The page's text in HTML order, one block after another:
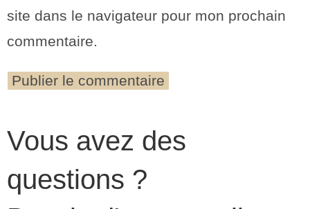
site dans le navigateur pour mon prochain
commentaire.
Vous avez des
questions ?